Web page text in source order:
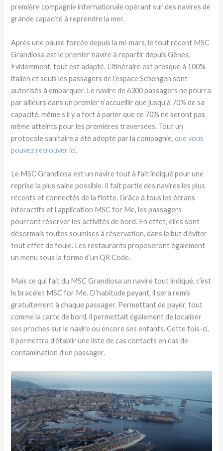
première compagnie internationale opérant sur des navires de
grande capacité à reprendre la mer.
Après une pause forcée depuis la mi-mars, le tout récent MSC
Grandiosa est le premier navire à repartir depuis Gênes.
Evidemment, tout est adapté. L’itinéraire est presque à 100%
italien et seuls les passagers de l’espace Schengen sont
autorisés à embarquer. Le navire de 6300 passagers ne pourra
par ailleurs dans un premier n’accueillir que jusqu’à 70% de sa
capacité, même s’il y a fort à parier que ce 70% ne seront pas
même atteints pour les premières traversées. Tout un
protocole sanitaire a été adopté par la compagnie,que vous
pouvez retrouver ici.
Le MSC Grandiosa est un navire tout à fait indiqué pour une
reprise la plus saine possible. Il fait partie des navires les plus
récents et connectés de la flotte. Grâce à tous les écrans
interactifs et l’application MSC for Me, les passagers
pourront réserver les activités de bord. En effet, elles sont
désormais toutes soumises à réservation, dans le but d’éviter
tout effet de foule. Les restaurants proposeront également
un menu sous la forme d’un QR Code.
Mais ce qui fait du MSC Grandiosa un navire tout indiqué, c’est
le bracelet MSC for Me. D’habitude payant, il sera remis
gratuitement à chaque passager. Permettant de payer, tout
comme la carte de bord, il permettait également de localiser
ses proches sur le navire ou encore ses enfants. Cette fois-ci,
il permettra d’établir une liste de cas contacts en cas de
contamination d’un passager.